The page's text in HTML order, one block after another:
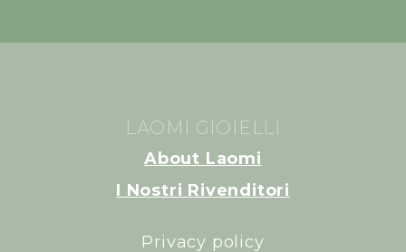
LAOMI GIOIELLI
About Laomi
I Nostri Rivenditori
Privacy policy